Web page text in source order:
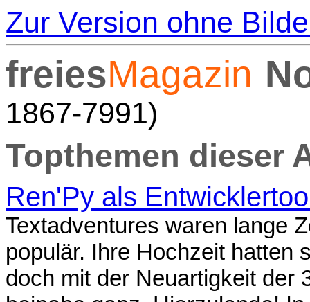
Zur Version ohne
freiesMagazin
1867-7991)
Topthemen dieser
Ren'Py als
Textadventures waren lange
populär. Ihre Hochzeit hatten
doch mit der Neuartigkeit der